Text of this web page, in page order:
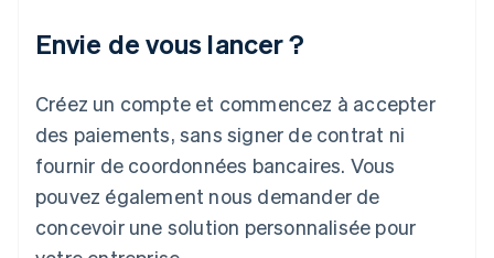
Envie de vous lancer ?
Créez un compte et commencez à accepter
des paiements, sans signer de contrat ni
fournir de coordonnées bancaires. Vous
pouvez également nous demander de
concevoir une solution personnalisée pour
Deutsch English
Luxembourg
FrançaisDeutsch English
Malaisie
English 简体中文
Malte
English